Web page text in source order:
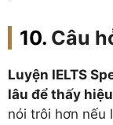
Câu
Luyện IELTS
lâu để thấy
nói trôi hơn nếu